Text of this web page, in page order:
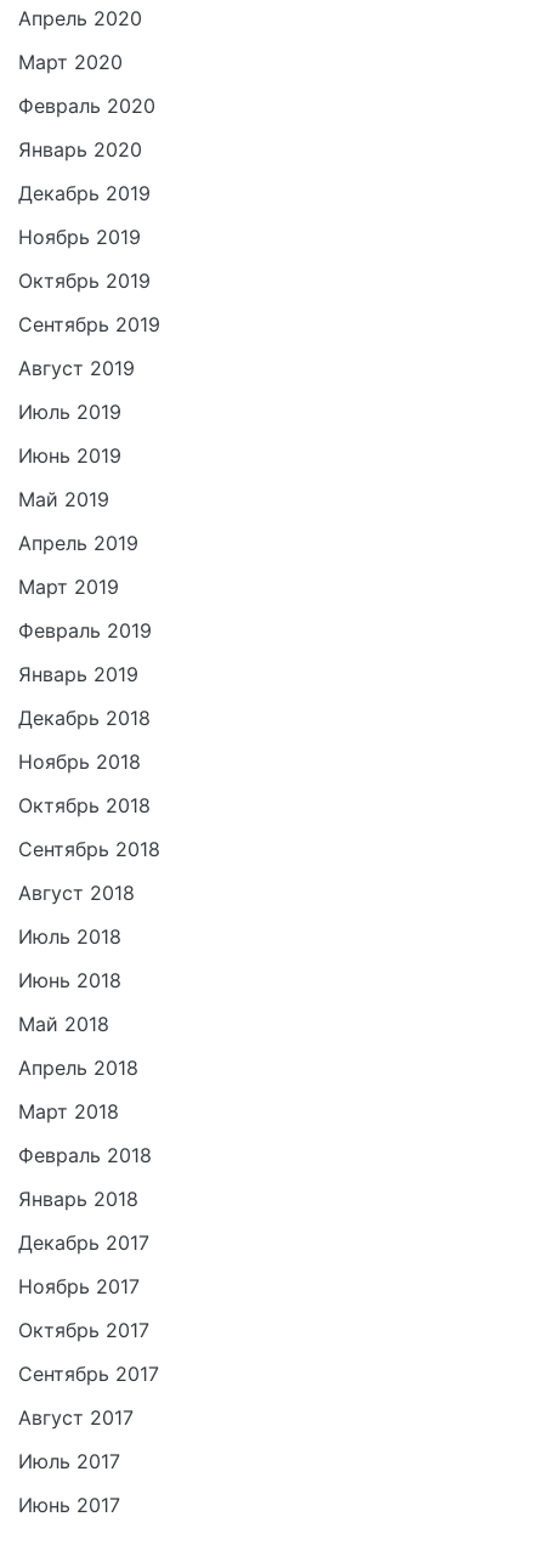
Апрель 2020
Март 2020
Февраль 2020
Январь 2020
Декабрь 2019
Ноябрь 2019
Октябрь 2019
Сентябрь 2019
Август 2019
Июль 2019
Июнь 2019
Май 2019
Апрель 2019
Март 2019
Февраль 2019
Январь 2019
Декабрь 2018
Ноябрь 2018
Октябрь 2018
Сентябрь 2018
Август 2018
Июль 2018
Июнь 2018
Май 2018
Апрель 2018
Март 2018
Февраль 2018
Январь 2018
Декабрь 2017
Ноябрь 2017
Октябрь 2017
Сентябрь 2017
Август 2017
Июль 2017
Июнь 2017